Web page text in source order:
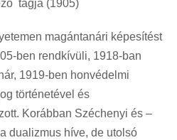
tagja (1905)
magántanári képesítést
ben rendkívüli, 1918-ban
1919-ben honvédelmi
történetével és
Korábban Széchenyi és –
dualizmus híve, de utolsó